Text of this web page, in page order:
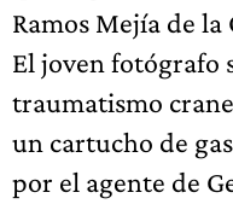
Ramos Mejía de
El joven fotógrafo
traumatismo
un cartucho de
por el agente de